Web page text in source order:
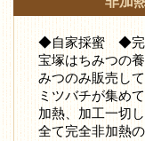
◆自家採蜜 ◆完
宝塚はちみつの
みつのみ販売し
ミツバチが集め
加熱、加工一切
全て完全非加熱